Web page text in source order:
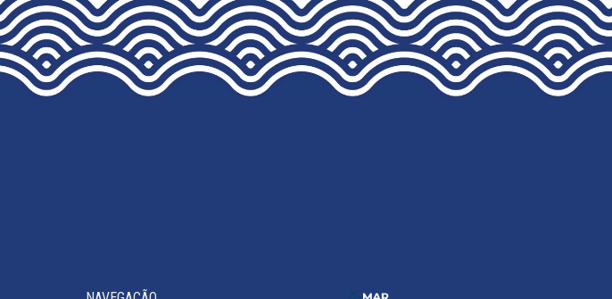
BE
CHOSEN
ON
THE
PRODUCT